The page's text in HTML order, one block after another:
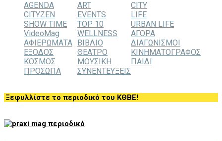
AGENDA ART
CITY
CITYZEN
EVENTS
LIFE
SHOW TIME
TOP 10
URBAN LIFE
VideoMag
WELLNESS
ΑΓΟΡΑ
ΑΦΙΕΡΩΜΑΤΑ ΒΙΒΛΙΟ
ΔΙΑΓΩΝΙΣΜΟΙ
ΕΞΟΔΟΣ
ΘΕΑΤΡΟ
ΚΙΝΗΜΑΤΟΓΡΑΦΟΣ
ΚΟΣΜΟΣ
ΜΟΥΣΙΚΗ
ΠΑΙΔΙ
ΠΡΟΣΩΠΑ
ΣΥΝΕΝΤΕΥΞΕΙΣ
Ξεφυλλίστε το περιοδικό του ΚΘΒΕ!